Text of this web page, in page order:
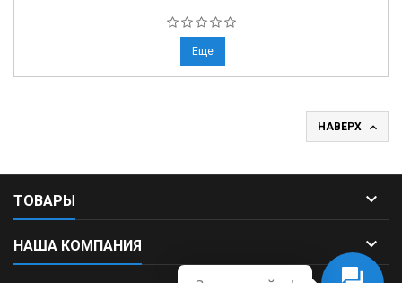
Еще
НАВЕРХ 
ТОВАРЫ 
НАША КОМПАНИЯ 